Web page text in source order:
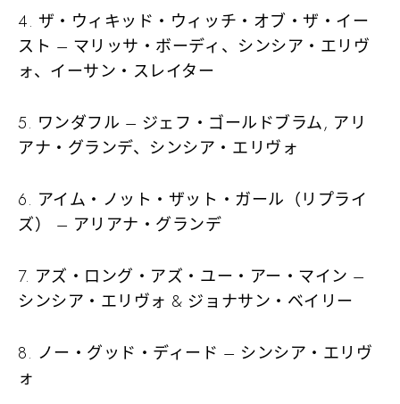
4. ザ・ウィキッド・ウィッチ・オブ・ザ・イー
スト – マリッサ・ボーディ、シンシア・エリヴ
ォ、イーサン・スレイター
5. ワンダフル – ジェフ・ゴールドブラム, アリ
アナ・グランデ、シンシア・エリヴォ
6. アイム・ノット・ザット・ガール（リプライ
ズ） – アリアナ・グランデ
7. アズ・ロング・アズ・ユー・アー・マイン –
シンシア・エリヴォ & ジョナサン・ベイリー
8. ノー・グッド・ディード – シンシア・エリヴ
ォ